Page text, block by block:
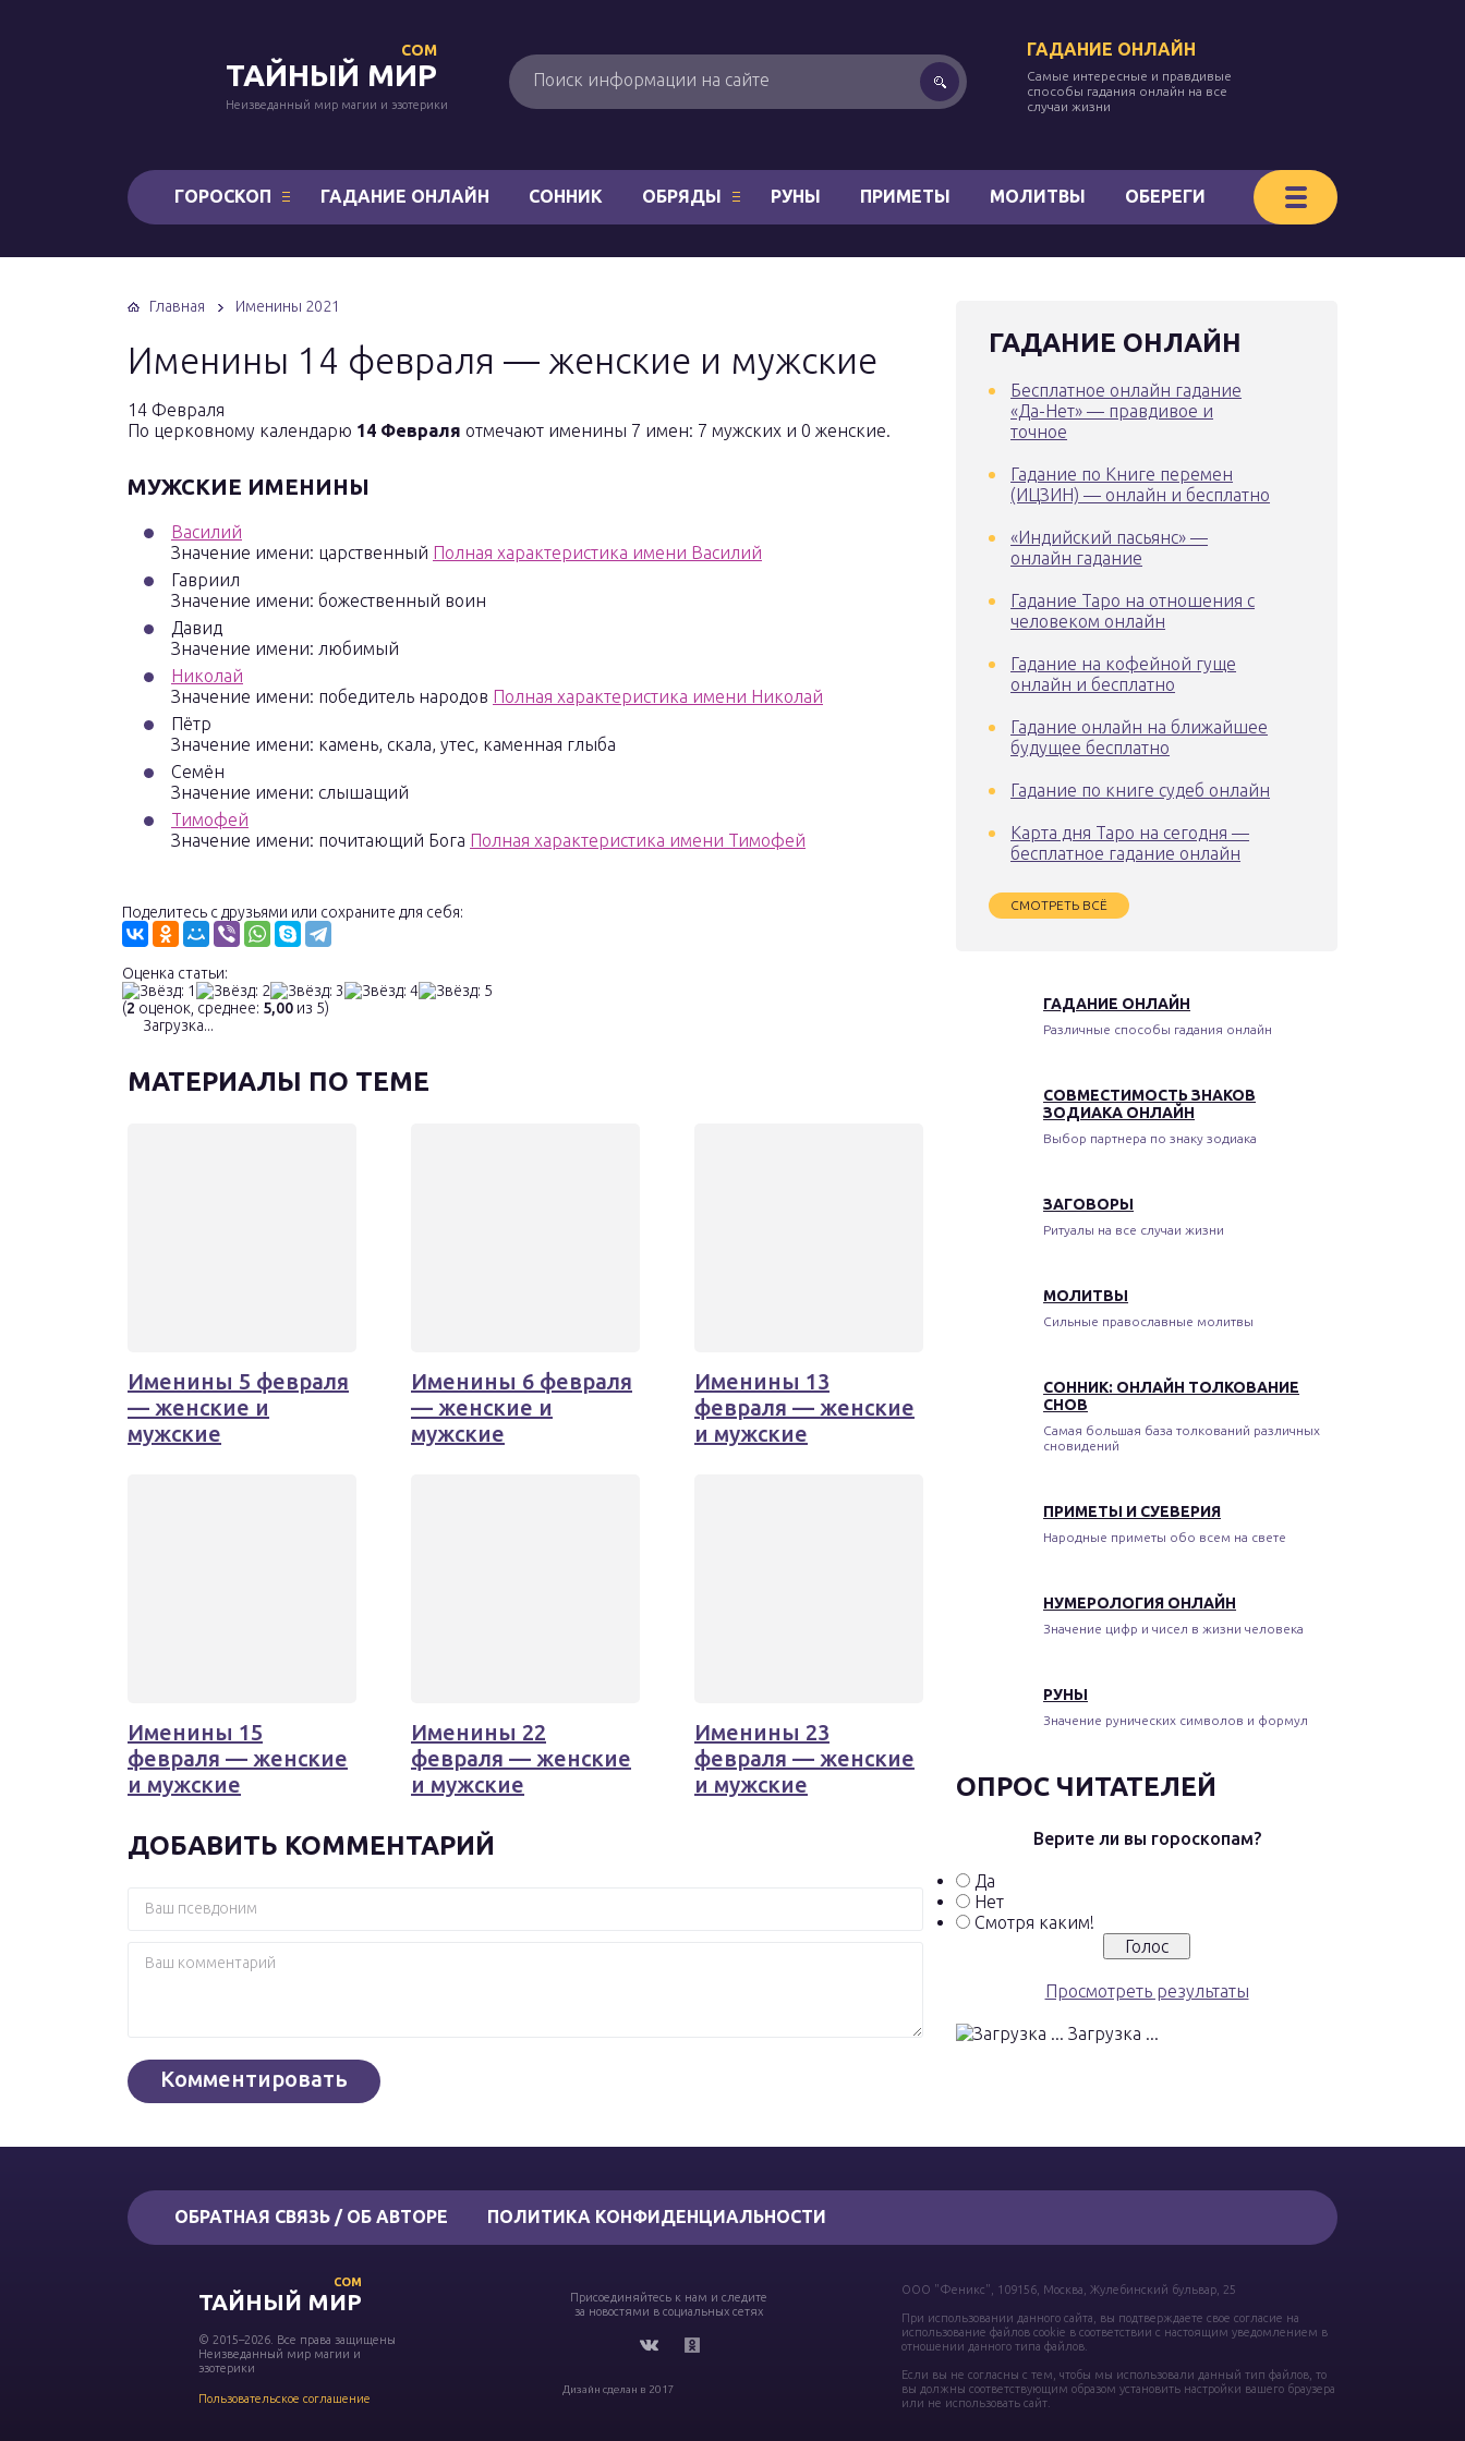
ТАЙНЫЙ МИР
COM
Неизведанный мир магии и эзотерики
ГАДАНИЕ ОНЛАЙН
Самые интересные и правдивые
способы гадания онлайн на все
случаи жизни
ГОРОСКОП ГАДАНИЕ ОНЛАЙН СОННИК ОБРЯДЫ РУНЫ ПРИМЕТЫ МОЛИТВЫ ОБЕРЕГИ
Главная Именины 2021
Именины 14 февраля — женские и мужские
14 Февраля
По церковному календарю 14 Февраля отмечают именины 7 имен: 7 мужских и 0 женские.
МУЖСКИЕ ИМЕНИНЫ
Василий
Значение имени: царственный Полная характеристика имени Василий
Гавриил
Значение имени: божественный воин
Давид
Значение имени: любимый
Николай
Значение имени: победитель народов Полная характеристика имени Николай
Пётр
Значение имени: камень, скала, утес, каменная глыба
Семён
Значение имени: слышащий
Тимофей
Значение имени: почитающий Бога Полная характеристика имени Тимофей
Поделитесь с друзьями или сохраните для себя:
Оценка статьи:
(2 оценок, среднее: 5,00 из 5)
Загрузка...
МАТЕРИАЛЫ ПО ТЕМЕ
Именины 5 февраля
— женские и
мужские
Именины 6 февраля
— женские и
мужские
Именины 13
февраля — женские
и мужские
Именины 15
февраля — женские
и мужские
Именины 22
февраля — женские
и мужские
Именины 23
февраля — женские
и мужские
ДОБАВИТЬ КОММЕНТАРИЙ
ГАДАНИЕ ОНЛАЙН
Бесплатное онлайн гадание
«Да-Нет» — правдивое и
точное
Гадание по Книге перемен
(ИЦЗИН) — онлайн и бесплатно
«Индийский пасьянс» —
онлайн гадание
Гадание Таро на отношения с
человеком онлайн
Гадание на кофейной гуще
онлайн и бесплатно
Гадание онлайн на ближайшее
будущее бесплатно
Гадание по книге судеб онлайн
Карта дня Таро на сегодня —
бесплатное гадание онлайн
СМОТРЕТЬ ВСЁ
ГАДАНИЕ ОНЛАЙН
Различные способы гадания онлайн
СОВМЕСТИМОСТЬ ЗНАКОВ
ЗОДИАКА ОНЛАЙН
Выбор партнера по знаку зодиака
ЗАГОВОРЫ
Ритуалы на все случаи жизни
МОЛИТВЫ
Сильные православные молитвы
СОННИК: ОНЛАЙН ТОЛКОВАНИЕ
СНОВ
Самая большая база толкований различных
сновидений
ПРИМЕТЫ И СУЕВЕРИЯ
Народные приметы обо всем на свете
НУМЕРОЛОГИЯ ОНЛАЙН
Значение цифр и чисел в жизни человека
РУНЫ
Значение рунических символов и формул
ОПРОС ЧИТАТЕЛЕЙ
Верите ли вы гороскопам?
Да
Нет
Смотря каким!
Просмотреть результаты
Загрузка ...
ОБРАТНАЯ СВЯЗЬ / ОБ АВТОРЕ ПОЛИТИКА КОНФИДЕНЦИАЛЬНОСТИ
ТАЙНЫЙ МИР
COM
© 2015–2026. Все права защищены
Неизведанный мир магии и
эзотерики
Пользовательское соглашение
Присоединяйтесь к нам и следите
за новостями в социальных сетях
Дизайн сделан в 2017
ООО "Феникс", 109156, Москва, Жулебинский бульвар, 25
При использовании данного сайта, вы подтверждаете свое согласие на
использование файлов cookie в соответствии с настоящим уведомлением в
отношении данного типа файлов.
Если вы не согласны с тем, чтобы мы использовали данный тип файлов, то
вы должны соответствующим образом установить настройки вашего браузера
или не использовать сайт.